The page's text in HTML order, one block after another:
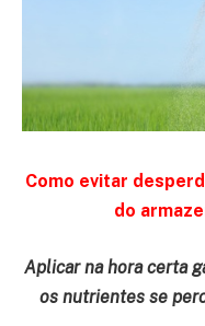
Como evitar
do
Aplicar na hora certa
os nutrientes se